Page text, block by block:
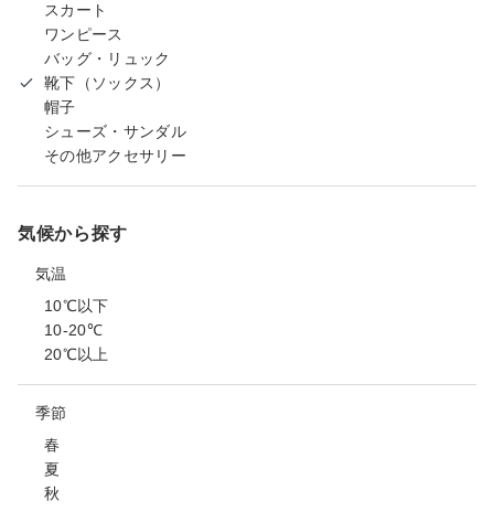
スカート
ワンピース
バッグ・リュック
靴下（ソックス）
帽子
シューズ・サンダル
その他アクセサリー
気候から探す
気温
10℃以下
10-20℃
20℃以上
季節
春
夏
秋